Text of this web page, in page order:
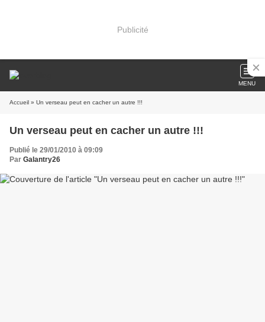
Publicité
MENU
Accueil » Un verseau peut en cacher un autre !!!
Un verseau peut en cacher un autre !!!
Publié le 29/01/2010 à 09:09
Par Galantry26